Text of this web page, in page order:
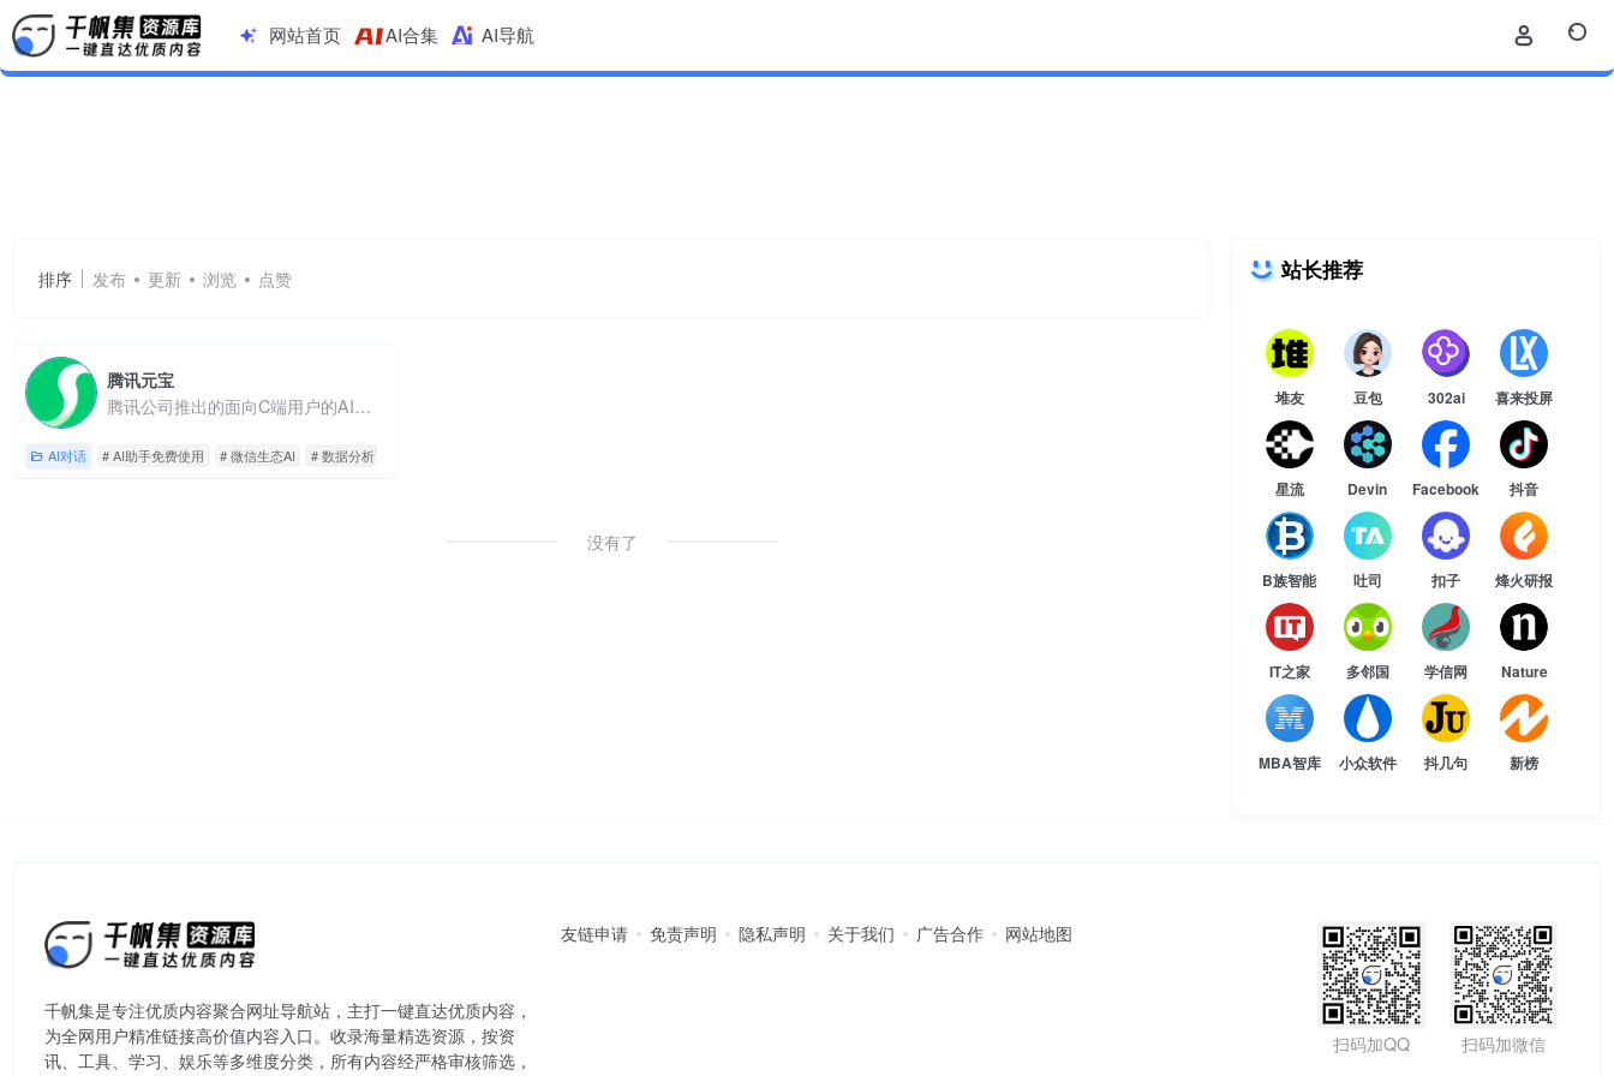
网站首页 AI合集 AI导航
排序 发布 更新 浏览 点赞
腾讯元宝
腾讯公司推出的面向C端用户的AI助手
AI对话 # AI助手免费使用 # 微信生态AI # 数据分析可视化
没有了
站长推荐
堆友 豆包 302ai 喜来投屏
星流 Devin Facebook 抖音
B族智能 吐司 扣子 烽火研报
IT之家 多邻国 学信网 Nature
MBA智库 小众软件 抖几句 新榜
千帆集是专注优质内容聚合网址导航站，主打一键直达优质内容，
为全网用户精准链接高价值内容入口。​收录海量精选资源，按资
讯、工具、学习、娱乐等多维度分类，所有内容经严格审核筛选，
友链申请 免责声明 隐私声明 关于我们 广告合作 网站地图
扫码加QQ 扫码加微信